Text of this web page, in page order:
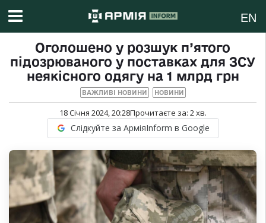
EN
Оголошено у розшук п’ятого
підозрюваного у поставках для ЗСУ
неякісного одягу на 1 млрд грн
ВАЖЛИВІ НОВИНИ НОВИНИ
18 Січня 2024, 20:28Прочитаєте за: 2хв.
Слідкуйте за АрміяInform в Google